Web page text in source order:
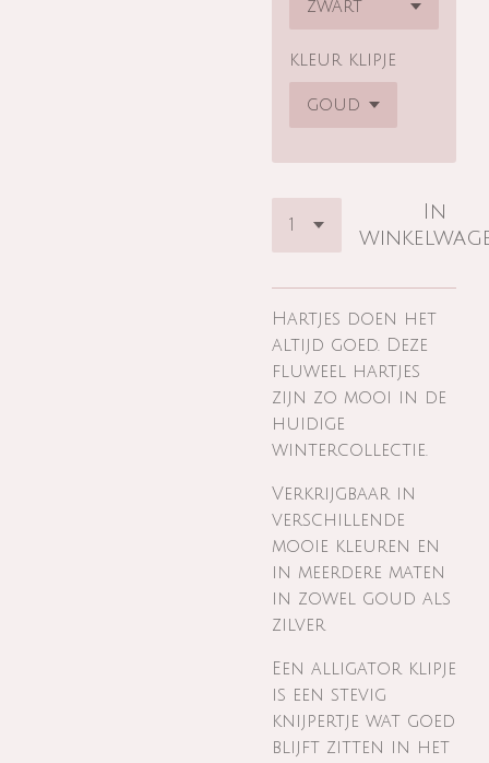
kleur klipje
In
Hartjes doen het
altijd goed. Deze
fluweel hartjes
zijn zo mooi in de
huidige
wintercollectie.
Verkrijgbaar in
verschillende
mooie kleuren en
in meerdere maten
in zowel goud als
zilver
Een alligator klipje
is een stevig
knijpertje wat goed
blijft zitten in het